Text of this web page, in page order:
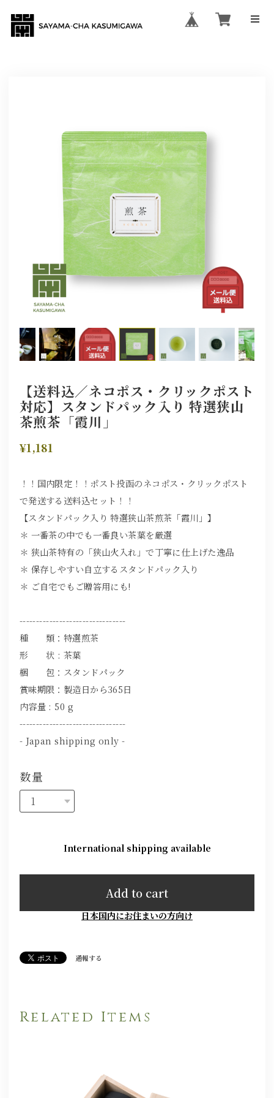
【送料込／ネコポス・クリックポスト
対応】スタンドパック入り 特選狭山
茶煎茶「霞川」
¥1,181
！！国内限定！！ポスト投函のネコポス・クリックポスト
で発送する送料込セット！！
【スタンドパック入り 特選狭山茶煎茶「霞川」】
＊ 一番茶の中でも一番良い茶葉を厳選
＊ 狭山茶特有の「狭山火入れ」で丁寧に仕上げた逸品
＊ 保存しやすい自立するスタンドパック入り
＊ ご自宅でもご贈答用にも!
--------------------------------
種 類：特選煎茶
形 状 : 茶葉
梱 包：スタンドパック
賞味期限：製造日から365日
内容量 : 50 g
--------------------------------
- Japan shipping only -
数量
International shipping available
Add to cart
日本国内にお住まいの方向け
通報する
Related Items